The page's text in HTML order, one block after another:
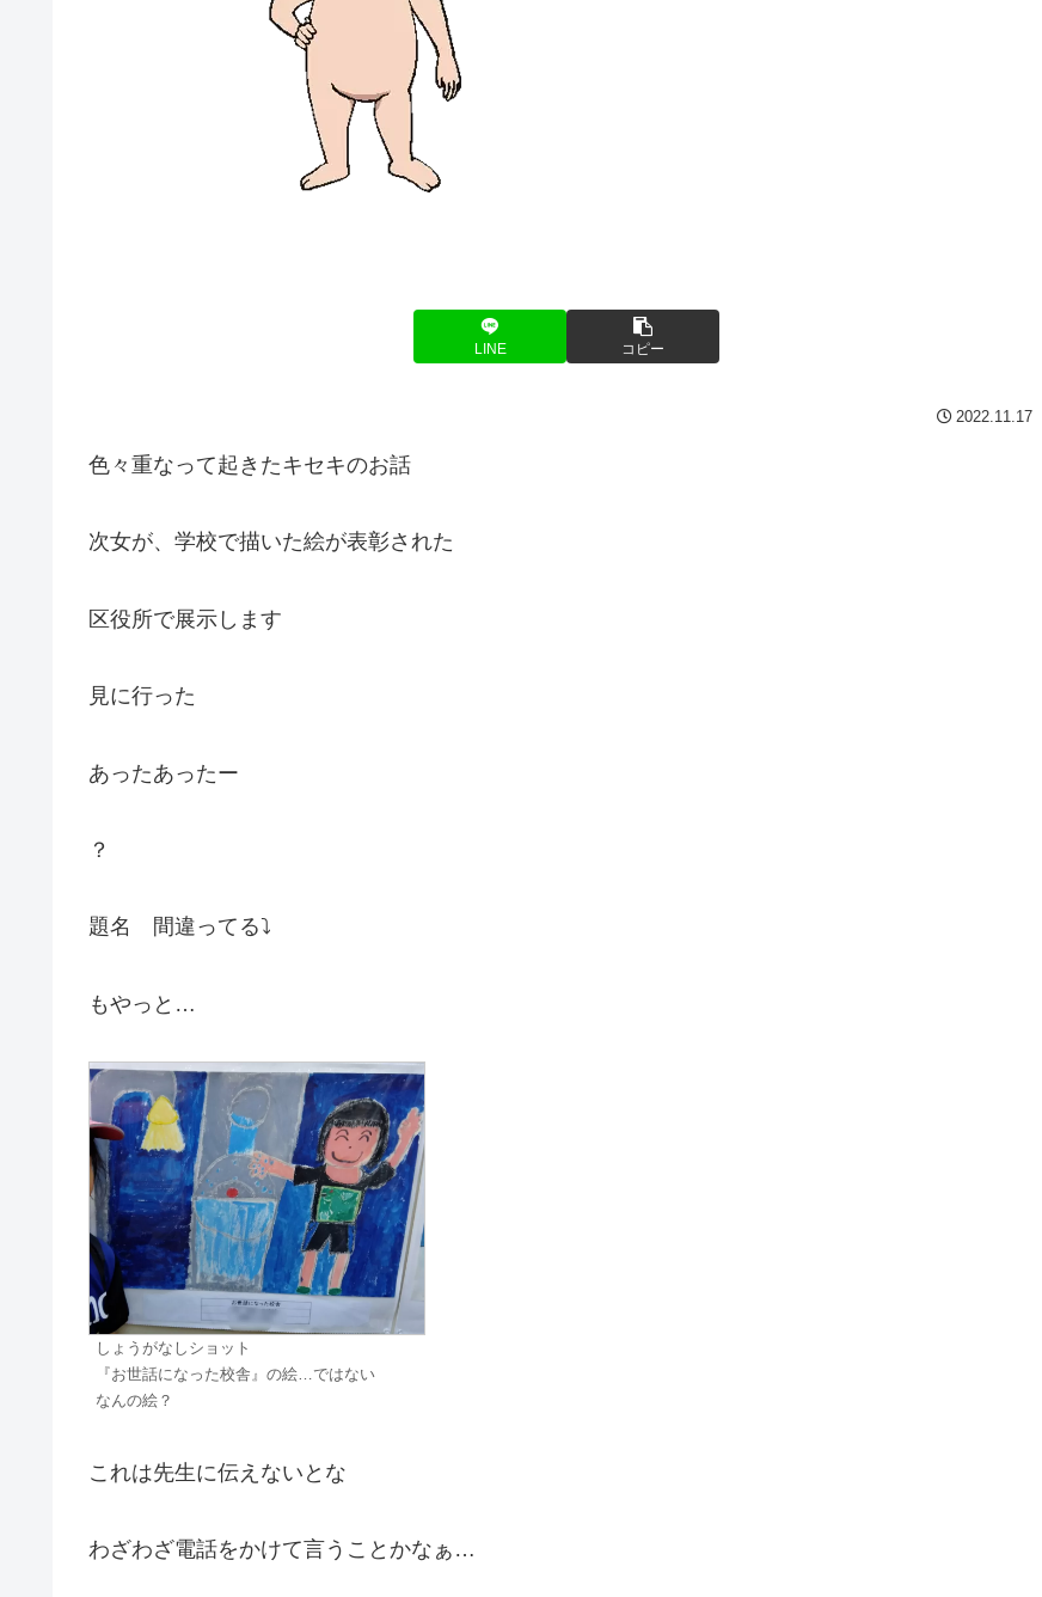
LINE コピー
2022.11.17
色々重なって起きたキセキのお話
次女が、学校で描いた絵が表彰された
区役所で展示します
見に行った
あったあったー
？
題名 間違ってる⤵
もやっと…
しょうがなしショット
『お世話になった校舎』の絵…ではない
なんの絵？
これは先生に伝えないとな
わざわざ電話をかけて言うことかなぁ…